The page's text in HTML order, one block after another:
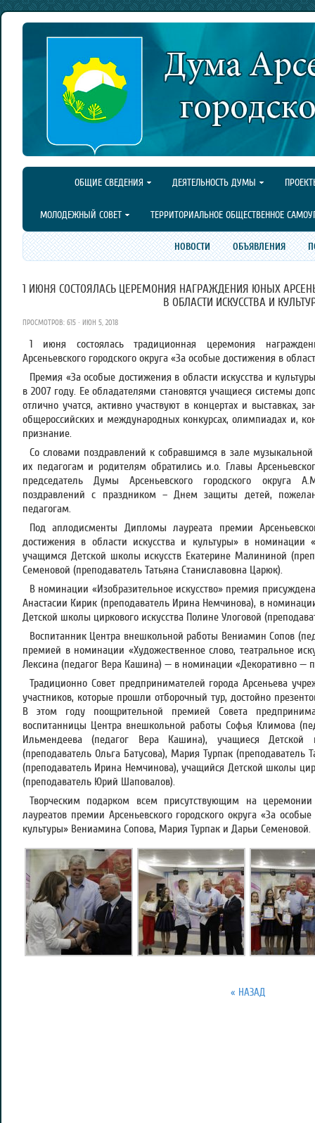
ОБЩИЕ СВЕДЕНИЯ ДЕЯТЕЛЬНОСТЬ ДУМЫ
МОЛОДЕЖНЫЙ СОВЕТ ТЕРРИТОРИАЛЬНОЕ ОБЩЕСТВЕННОЕ
НОВОСТИ ОБЪЯВЛЕНИЯ
1 ИЮНЯ СОСТОЯЛАСЬ ЦЕРЕМОНИЯ НАГРАЖДЕНИЯ ЮНЫХ
В ОБЛАСТИ ИСКУССТВА И
ПРОСМОТРОВ: 615 · ИЮН 5, 2018
1 июня состоялась традиционная церемония
Арсеньевского городского округа «За особые достижения в
Премия «За особые достижения в области искусства и
в 2007 году. Ее обладателями становятся учащиеся системы
отлично учатся, активно участвуют в концертах и выставках,
общероссийских и международных конкурсах, олимпиадах и,
признание.
Со словами поздравлений к собравшимся в зале
их педагогам и родителям обратились и.о. Главы
председатель Думы Арсеньевского городского округа
поздравлений с праздником – Днем защиты детей,
педагогам.
Под аплодисменты Дипломы лауреата премии
достижения в области искусства и культуры» в номинации
учащимся Детской школы искусств Екатерине Малининой
Семеновой (преподаватель Татьяна Станиславовна Царюк).
В номинации «Изобразительное искусство» премия
Анастасии Кирик (преподаватель Ирина Немчинова), в
Детской школы циркового искусства Полине Улоговой
Воспитанник Центра внешкольной работы Вениамин Сопов
премией в номинации «Художественное слово, театральное
Лексина (педагог Вера Кашина) — в номинации «Декоративно —
Традиционно Совет предпринимателей города Арсеньева
участников, которые прошли отборочный тур, достойно
В этом году поощрительной премией Совета
воспитанницы Центра внешкольной работы Софья Климова
Ильмендеева (педагог Вера Кашина), учащиеся Детской
(преподаватель Ольга Батусова), Мария Турпак (преподаватель
(преподаватель Ирина Немчинова), учащийся Детской школы
(преподаватель Юрий Шаповалов).
Творческим подарком всем присутствующим на
лауреатов премии Арсеньевского городского округа «За
культуры» Вениамина Сопова, Мария Турпак и Дарьи Семеновой.
« НАЗАД